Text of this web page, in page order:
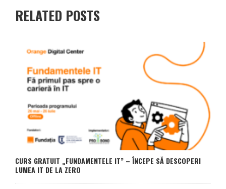
RELATED POSTS
CURS GRATUIT „FUNDAMENTELE IT” – ÎNCEPE SĂ DESCOPERI
LUMEA IT DE LA ZERO